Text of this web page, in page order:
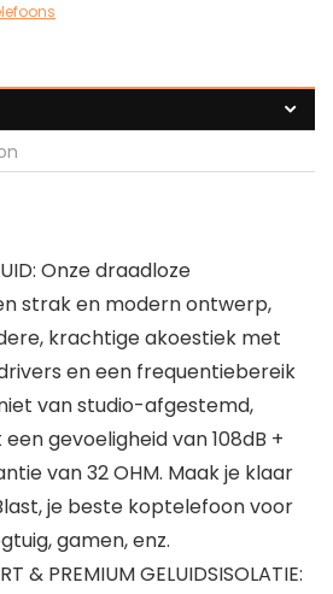
Onze draadloze
strak en modern ontwerp,
krachtige akoestiek met
en een frequentiebereik
van studio-afgestemd,
gevoeligheid van 108dB +
van 32 OHM. Maak je klaar
je beste koptelefoon voor
gamen, enz.
& PREMIUM GELUIDSISOLATIE: